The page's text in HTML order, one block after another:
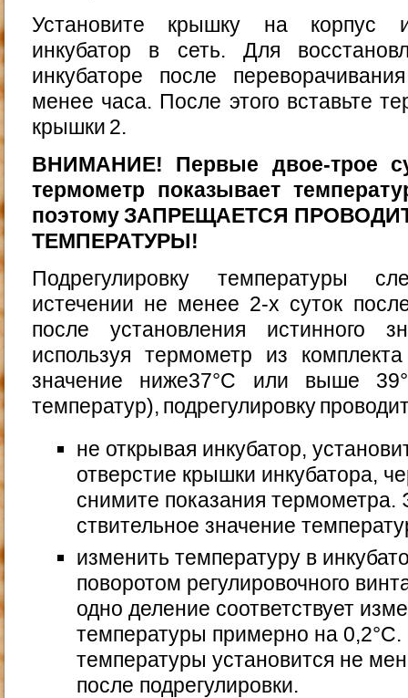
Установите крышку на корпус
инкубатор в сеть. Для
инкубаторе после
менее часа. После этого вставьте
крышки 2.
ВНИМАНИЕ! Первые двое-трое
термометр показывает
поэтому ЗАПРЕЩАЕТСЯ
ТЕМПЕРАТУРЫ!
Подрегулировку температуры
истечении не менее 2-х суток
после установления истинного
используя термометр из
значе­ние ниже37°С или выше
температур), подрегулиров­ку
не открывая инкубатор,
отверстие крышки инкубатора,
снимите показания термометра.
ствительное значение
изменить температуру в
поворотом регулировочного
одно деление соответствует
температуры примерно на
температуры установится не
после подрегулировки.